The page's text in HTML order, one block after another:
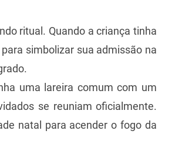
ritual. Quando a criança tinha
simbolizar sua admissão na
uma lareira comum com um
se reuniam oficialmente.
natal para acender o fogo da